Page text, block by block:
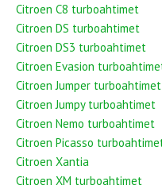
Citroen C8 turboahtimet
Citroen DS turboahtimet
Citroen DS3 turboahtimet
Citroen Evasion
Citroen Jumper turboahtimet
Citroen Jumpy turboahtimet
Citroen Nemo turboahtimet
Citroen Picasso
Citroen Xantia
Citroen XM turboahtimet